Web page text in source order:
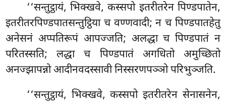
‘‘सन्तुट्ठायं, भिक्खवे, कस्सपो इतरीतरेन पिण्डपातेन,
इतरीतरपिण्डपातसन्तुट्ठिया च वण्णवादी; न च पिण्डपातहेतु
अनेसनं अप्पतिरूपं आपज्जति; अलद्धा च पिण्डपातं न
परितस्सति; लद्धा च पिण्डपातं अगधितो अमुच्छितो
अनज्झापन्नो आदीनवदस्सावी निस्सरणपञ्ञो परिभुञ्जति.
‘‘सन्तुट्ठायं, भिक्खवे, कस्सपो इतरीतरेन सेनासनेन,